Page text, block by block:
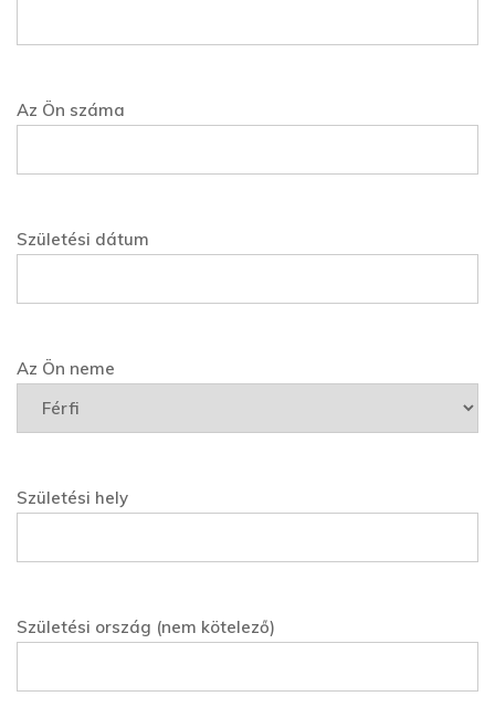
Az Ön száma
Születési dátum
Az Ön neme
Születési hely
Születési ország (nem kötelező)